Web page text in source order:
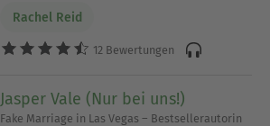
Rachel Reid
12 Bewertungen
Jasper Vale (Nur bei uns!)
Fake Marriage in Las Vegas – Bestsellerautorin